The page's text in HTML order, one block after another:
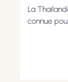
La
connue
de Krabi